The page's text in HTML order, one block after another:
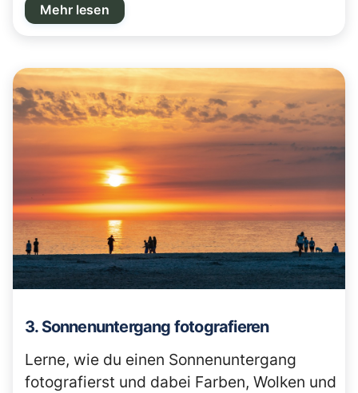
Mehr lesen
3. Sonnenuntergang fotografieren
Lerne, wie du einen Sonnenuntergang
fotografierst und dabei Farben, Wolken und